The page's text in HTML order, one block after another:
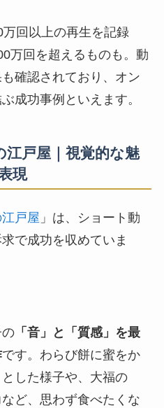
回以上の再生を記録
万回を超えるものも。動
確認されており、オン
成功事例といえます。
戸屋｜視覚的な魅
現
戸屋 」は、ショート動
で成功を収めていま
「音」と「質感」を最
です。わらび餅に蜜をか
した様子や、大福の
ど、思わず食べたくな